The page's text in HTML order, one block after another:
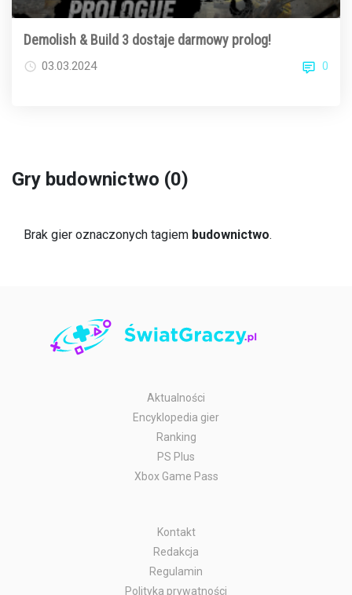
Demolish & Build 3 dostaje darmowy prolog!
03.03.2024 0
Gry budownictwo (0)
Brak gier oznaczonych tagiem budownictwo.
Aktualności
Encyklopedia gier
Ranking
PS Plus
Xbox Game Pass
Kontakt
Redakcja
Regulamin
Polityka prywatności